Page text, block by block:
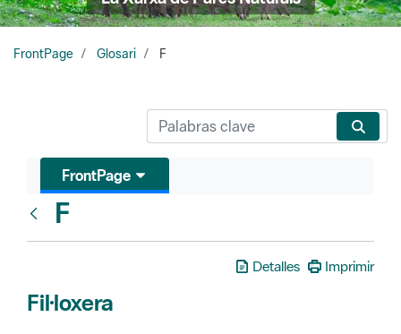
FrontPage Glosari F
FrontPage
F
Detalles Imprimir
Fil·loxera